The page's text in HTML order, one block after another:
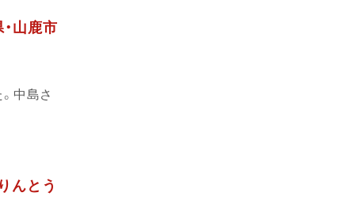
山鹿市
中島さ
んとう